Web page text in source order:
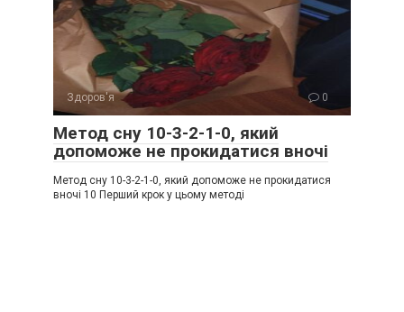
Здоров'я 0
Метод сну 10-3-2-1-0, який
допоможе не прокидатися вночі
Метод сну 10-3-2-1-0, який допоможе не прокидатися
вночі 10 Перший крок у цьому методі